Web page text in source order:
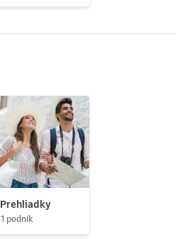
Prehliadky
1 podnik